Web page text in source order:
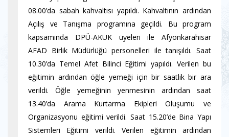
08.00’da sabah kahvaltısı yapıldı. Kahvaltının ardından
Açılış ve Tanışma programına geçildi. Bu program
kapsamında DPÜ-AKUK üyeleri ile Afyonkarahisar
AFAD Birlik Müdürlüğü personelleri ile tanışıldı. Saat
10.30’da Temel Afet Bilinci Eğitimi yapıldı. Verilen bu
eğitimin ardından öğle yemeği için bir saatlik bir ara
verildi. Öğle yemeğinin yenmesinin ardından saat
13.40’da Arama Kurtarma Ekipleri Oluşumu ve
Organizasyonu eğitimi verildi. Saat 15.20’de Bina Yapı
Sistemleri Eğitimi verildi. Verilen eğitimin ardından